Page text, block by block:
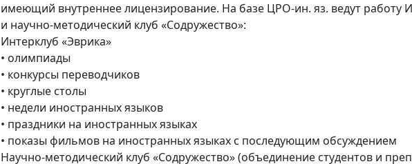
имеющий внутреннее лицензирование. На базе ЦРО-ин. яз. ведут работу
и научно-методический клуб «Содружество»:
Интерклуб «Эврика»
• олимпиады
• конкурсы переводчиков
• круглые столы
• недели иностранных языков
• праздники на иностранных языках
• показы фильмов на иностранных языках с последующим обсуждением
Научно-методический клуб «Содружество» (объединение студентов и